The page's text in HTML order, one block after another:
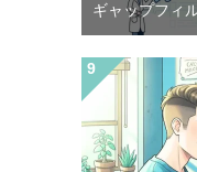
ギャップフィ